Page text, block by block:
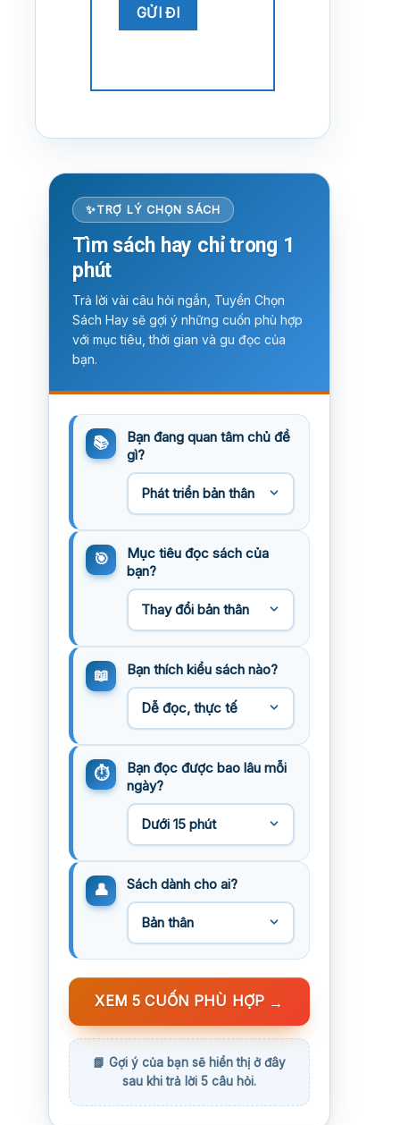
TRỢ LÝ CHỌN SÁCH
Tìm sách hay chỉ trong 1
phút
Trả lời vài câu hỏi ngắn, Tuyển Chọn
Sách Hay sẽ gợi ý những cuốn phù hợp
với mục tiêu, thời gian và gu đọc của
bạn.
Bạn đang quan tâm chủ đề
gì?
Mục tiêu đọc sách của
bạn?
Bạn thích kiểu sách nào?
Bạn đọc được bao lâu mỗi
ngày?
Sách dành cho ai?
XEM 5 CUỐN PHÙ HỢP →